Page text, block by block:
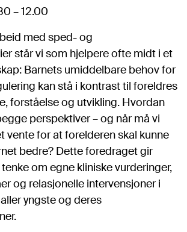
– 12.00
med sped- og
står vi som hjelpere ofte midt i et
Barnets umiddelbare behov for
kan stå i kontrast til foreldres
forståelse og utvikling. Hvordan
perspektiver – og når må vi
vente for at forelderen skal kunne
bedre? Dette foredraget gir
om egne kliniske vurderinger,
og relasjonelle intervensjoner i
yngste og deres